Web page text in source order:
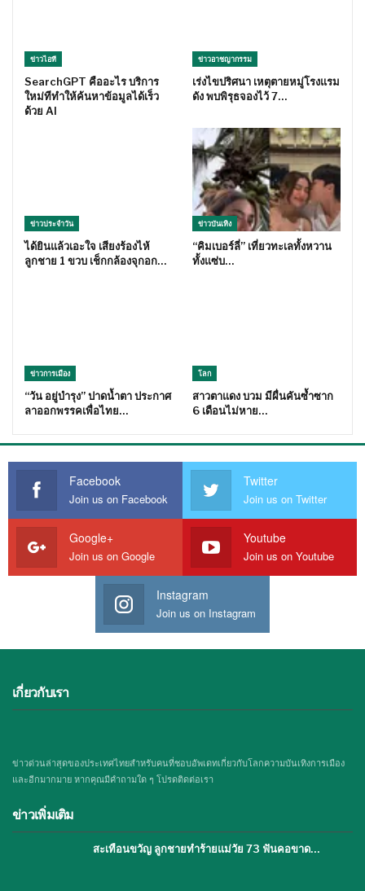
ข่าวไอที
SearchGPT คืออะไร บริการ
ใหม่ทีทำให้ค้นหาข้อมูลได้เร็ว
ด้วย AI
ข่าวอาชญากรรม
เร่งไขปริศนา เหตุตายหมู่โรงแรม
ดัง พบพิรุธจองไว้ 7…
ข่าวประจำวัน
ได้ยินแล้วเอะใจ เสียงร้องไห้
ลูกชาย 1 ขวบ เช็กกล้องจุกอก…
ข่าวบันเทิง
“คิมเบอร์ลี่” เที่ยวทะเลทั้งหวาน
ทั้งแซ่บ…
ข่าวการเมือง
“วัน อยู่บำรุง” ปาดน้ำตา ประกาศ
ลาออกพรรคเพื่อไทย…
โลก
สาวตาแดง บวม มีผื่นคันซ้ำซาก
6 เดือนไม่หาย…
Facebook
Join us on Facebook
Twitter
Join us on Twitter
Google+
Join us on Google
Youtube
Join us on Youtube
Instagram
Join us on Instagram
เกี่ยวกับเรา
ข่าวด่วนล่าสุดของประเทศไทยสำหรับคนที่ชอบอัพเดทเกี่ยวกับโลกความบันเทิงการเมือง
และอีกมากมาย หากคุณมีคำถามใด ๆ โปรดติดต่อเรา
ข่าวเพิ่มเติม
สะเทือนขวัญ ลูกชายทำร้ายแม่วัย 73 ฟันคอขาด…